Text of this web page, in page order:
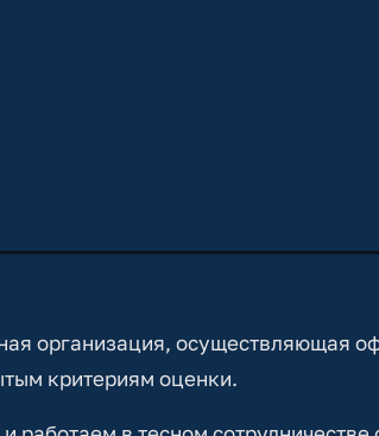
организация, осуществляющая
критериям оценки.